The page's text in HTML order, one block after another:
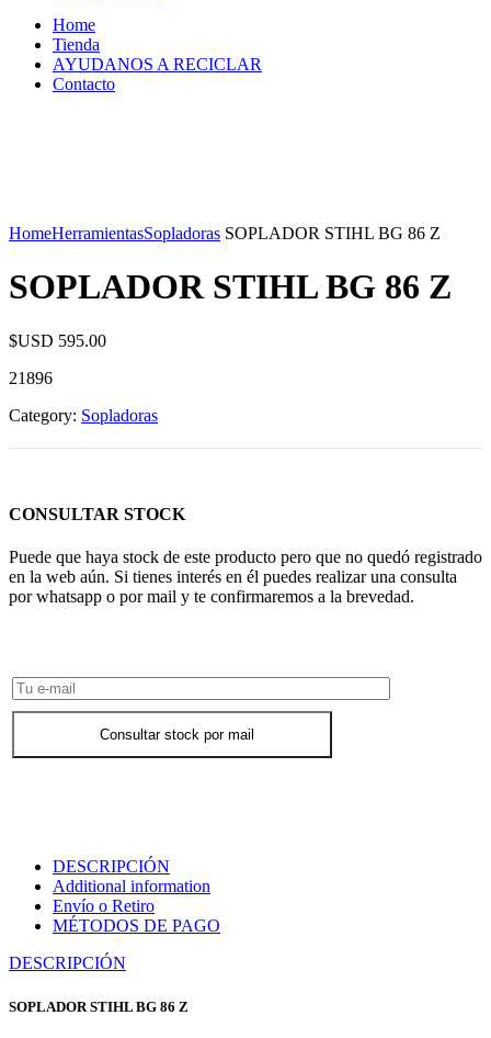
Home
Tienda
AYUDANOS A RECICLAR
Contacto
HomeHerramientasSopladoras SOPLADOR STIHL BG 86 Z
SOPLADOR STIHL BG 86 Z
$USD 595.00
21896
Category: Sopladoras
CONSULTAR STOCK
Puede que haya stock de este producto pero que no quedó registrado
en la web aún. Si tienes interés en él puedes realizar una consulta
por whatsapp o por mail y te confirmaremos a la brevedad.
Consultar stock por mail
DESCRIPCIÓN
Additional information
Envío o Retiro
MÉTODOS DE PAGO
DESCRIPCIÓN
SOPLADOR STIHL BG 86 Z